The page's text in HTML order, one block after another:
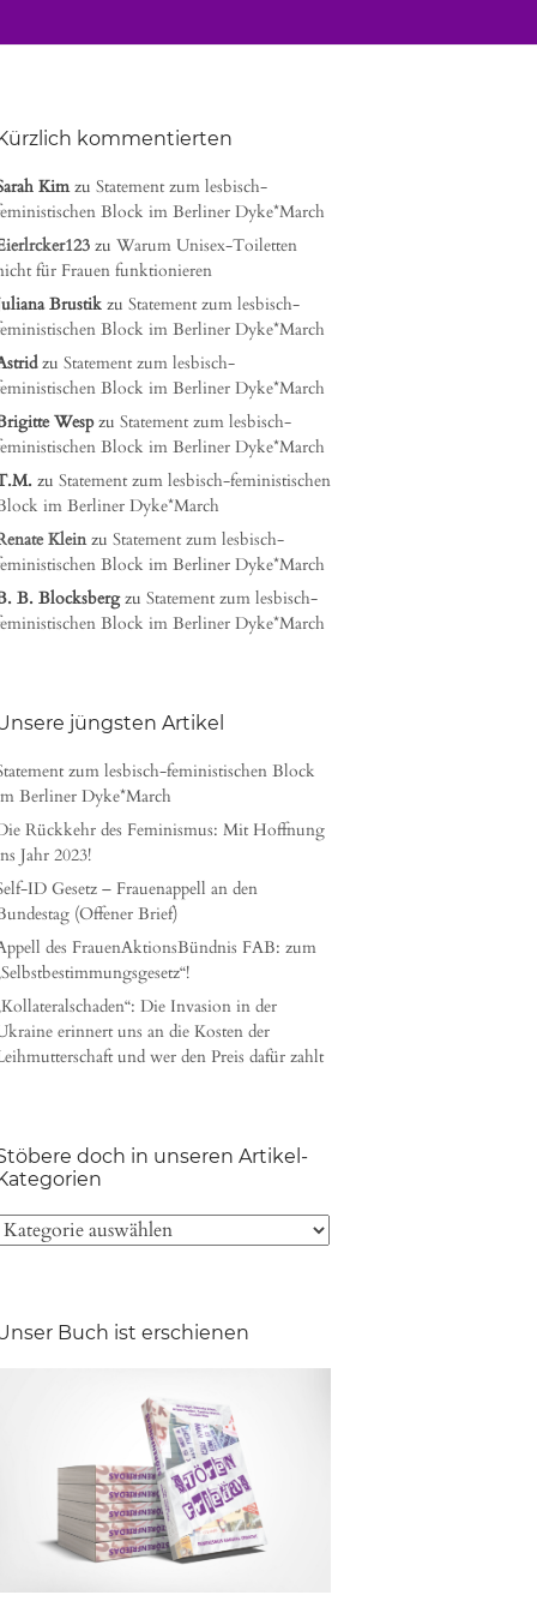
kommentierten
Kimzu Statement zum lesbisch-
Block im Berliner Dyke*March
zu Warum Unisex-Toiletten
für Frauen funktionieren
Brustik zu Statement zum lesbisch-
Block im Berliner Dyke*March
zu Statement zum lesbisch-
Block im Berliner Dyke*March
Wespzu Statement zum lesbisch-
Block im Berliner Dyke*March
zu Statement zum lesbisch-feministischen
im Berliner Dyke*March
Kleinzu Statement zum lesbisch-
Block im Berliner Dyke*March
B. Blocksbergzu Statement zum lesbisch-
Block im Berliner Dyke*March
jüngsten Artikel
zum lesbisch-feministischen Block
Berliner Dyke*March
Rückkehr des Feminismus: Mit Hoffnung
Jahr 2023!
ID Gesetz – Frauenappell an den
(Offener Brief)
des FrauenAktionsBündnis FAB: zum
Die Invasion in der
erinnert uns an die Kosten der
und wer den Preis dafür zahlt
doch in unseren Artikel-
Buch ist erschienen